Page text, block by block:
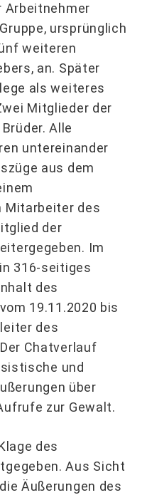
Arbeitnehmer
ursprünglich
weiteren
an. Später
als weiteres
Mitglieder der
Alle
untereinander
aus dem
Mitarbeiter des
der
Im
316-seitiges
des
19.11.2020 bis
des
Chatverlauf
und
über
zur Gewalt.
des
Aus Sicht
Äußerungen des